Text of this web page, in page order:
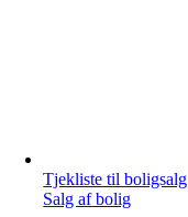
Tjekliste til boligsalg
Salg af bolig